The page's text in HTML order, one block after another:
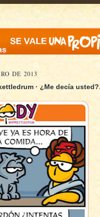
DE 2013
· ¿Me decía